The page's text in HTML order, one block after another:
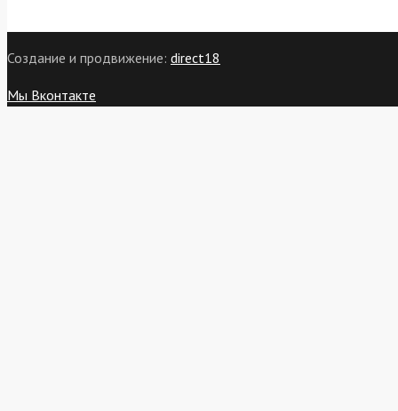
Создание и продвижение: direct18
Мы Вконтакте